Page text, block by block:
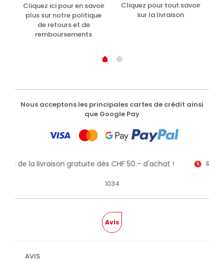
Cliquez ici pour en savoir
plus sur notre politique
de retours et de
remboursements
Cliquez pour tout savoir
sur la livraison
Nous acceptons les principales cartes de crédit ainsi
que Google Pay
de la livraison gratuite dès CHF 50.– d'achat !
1034
Avis
AVIS